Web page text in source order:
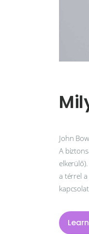
John
A
a térrel a